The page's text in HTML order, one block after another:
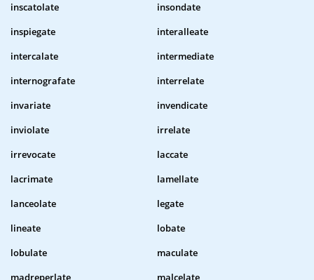
inscatolate
insondate
inspiegate
interalleate
intercalate
intermediate
internografate
interrelate
invariate
invendicate
inviolate
irrelate
irrevocate
laccate
lacrimate
lamellate
lanceolate
legate
lineate
lobate
lobulate
maculate
madreperlate
malcelate